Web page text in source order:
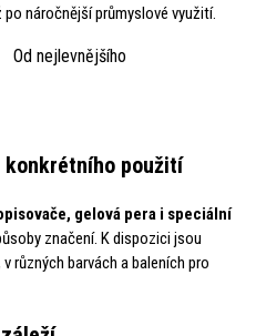
náročnější průmyslové využití.
Od nejlevnějšího
konkrétního použití
gelová pera i speciální
značení. K dispozici jsou
různých barvách a baleních pro